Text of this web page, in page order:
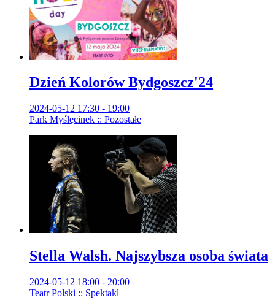
Dzień Kolorów Bydgoszcz'24
2024-05-12 17:30 - 19:00
Park Myślęcinek :: Pozostałe
Stella Walsh. Najszybsza osoba świata
2024-05-12 18:00 - 20:00
Teatr Polski :: Spektakl